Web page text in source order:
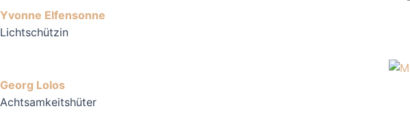
Yvonne Elfensonne
Lichtschützin
Georg Lolos
Achtsamkeitshüter